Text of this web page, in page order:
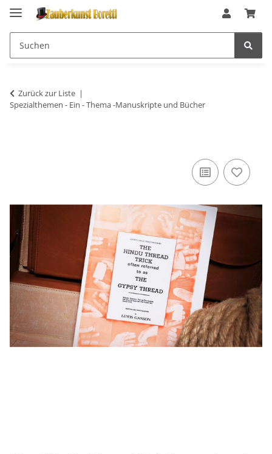
Zurück zur Liste
Spezialthemen - Ein - Thema -Manuskripte und Bücher